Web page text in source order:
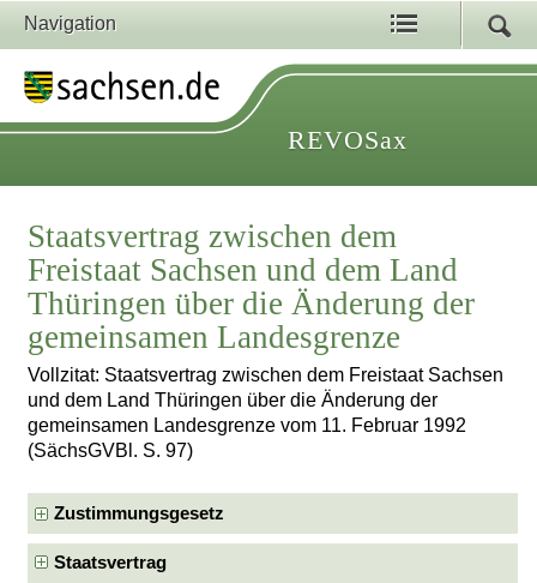
Navigation
REVOSax
Staatsvertrag zwischen dem
Freistaat Sachsen und dem Land
Thüringen über die Änderung der
gemeinsamen Landesgrenze
Vollzitat: Staatsvertrag zwischen dem Freistaat Sachsen
und dem Land Thüringen über die Änderung der
gemeinsamen Landesgrenze vom 11. Februar 1992
(SächsGVBl. S. 97)
Zustimmungsgesetz
Staatsvertrag